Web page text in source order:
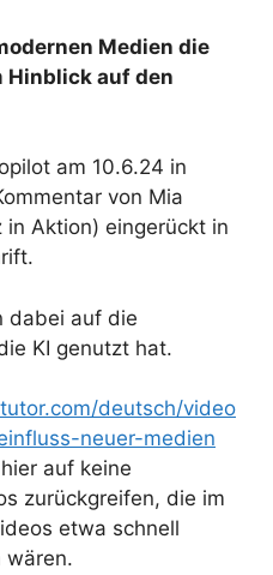
Medien die
Hinblick auf den
am 10.6.24 in
von Mia
in Aktion) eingerückt in
dabei auf die
KI genutzt hat.
deutsch/video
neuer-medien
auf keine
zurückgreifen, die im
etwa schnell
wären.